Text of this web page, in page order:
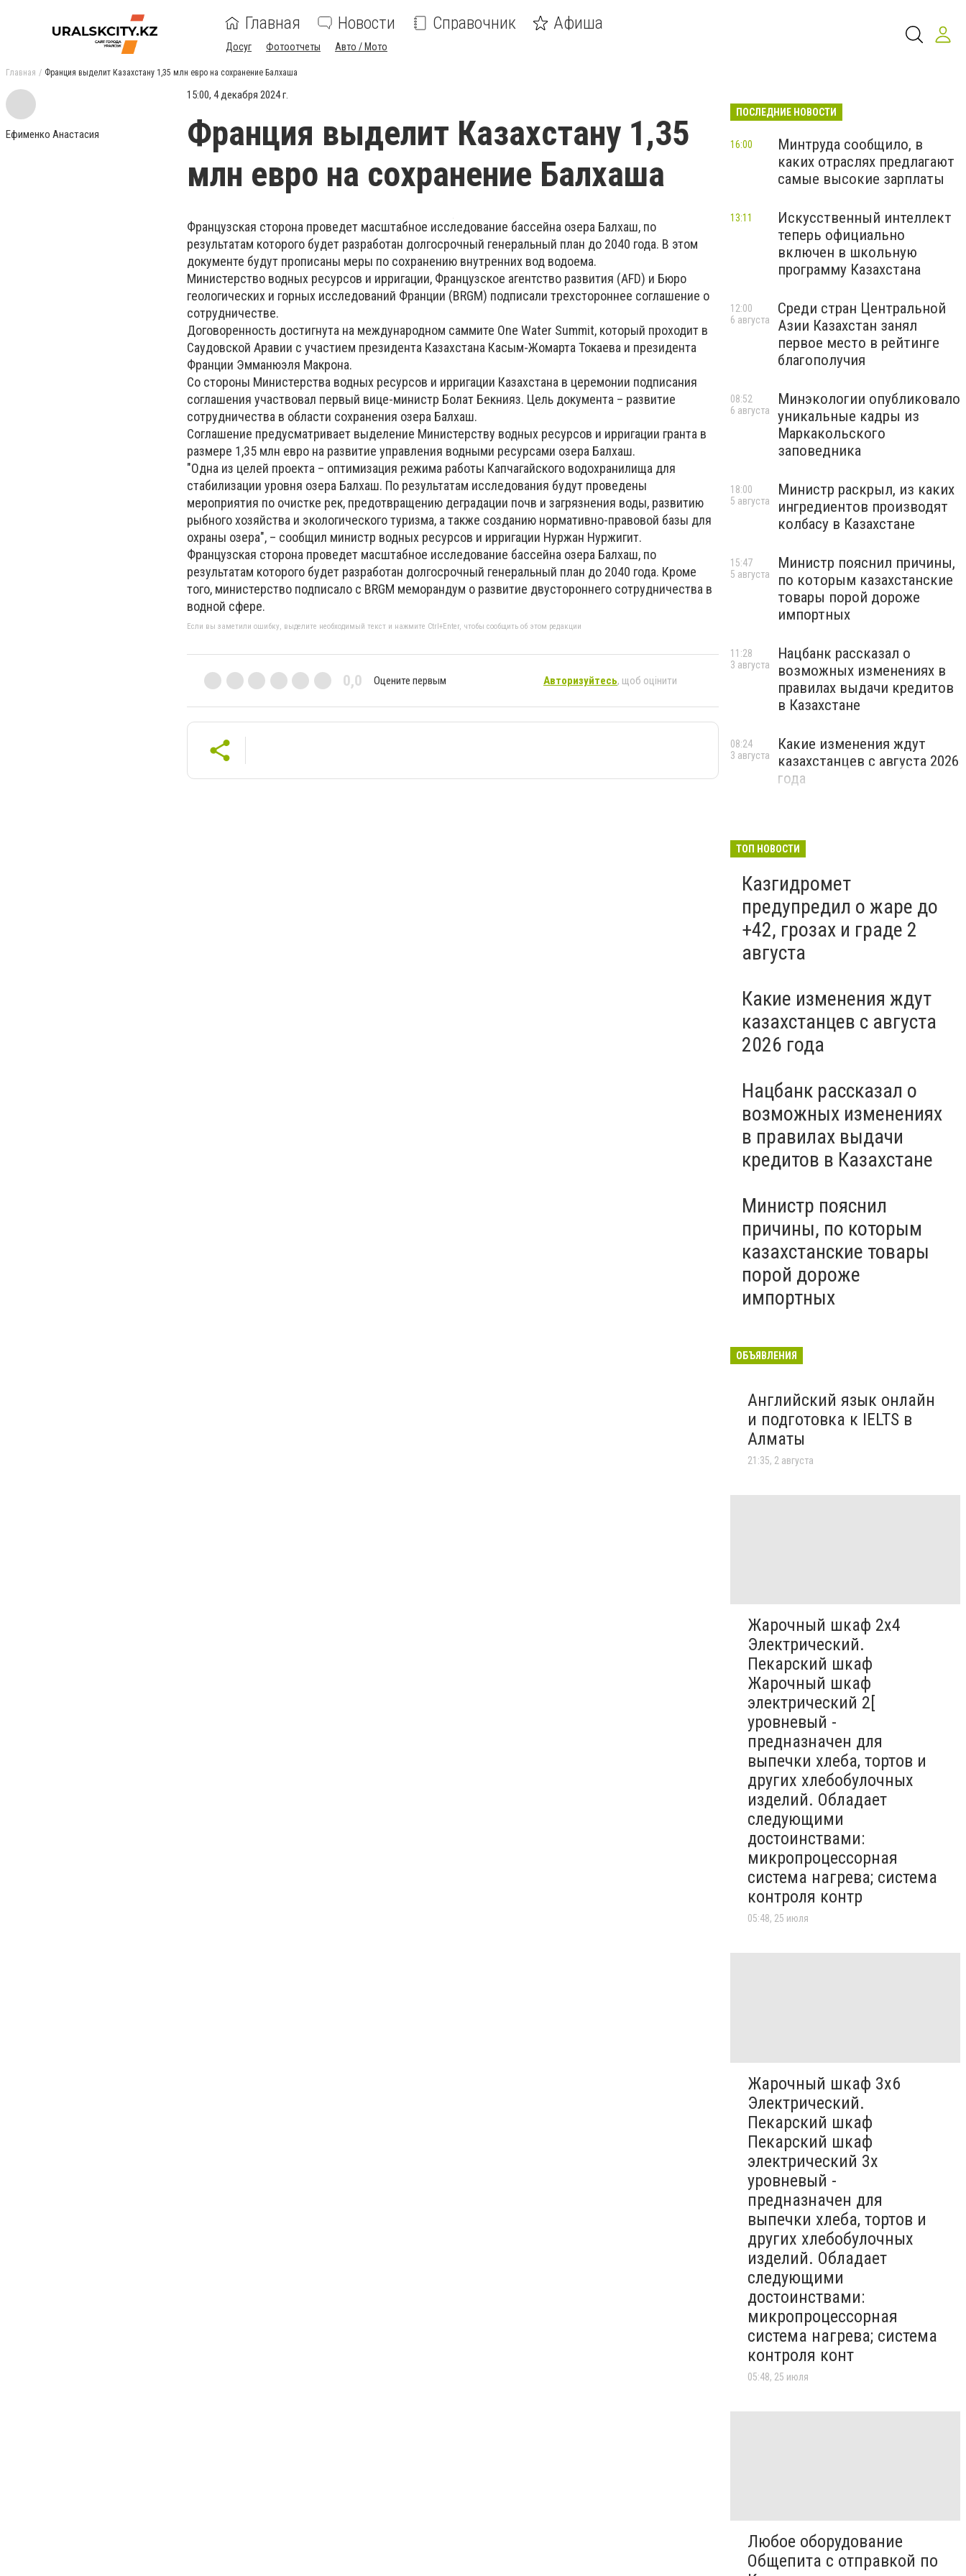
Главная Новости Справочник Афиша
Досуг Фотоотчеты Авто / Мото
Главная Франция выделит Казахстану 1,35 млн евро на сохранение Балхаша
Ефименко Анастасия
15:00, 4 декабря 2024 г.
Франция выделит Казахстану 1,35
млн евро на сохранение Балхаша
Французская сторона проведет масштабное исследование бассейна озера Балхаш, по
результатам которого будет разработан долгосрочный генеральный план до 2040 года. В этом
документе будут прописаны меры по сохранению внутренних вод водоема.
Министерство водных ресурсов и ирригации, Французское агентство развития (AFD) и Бюро
геологических и горных исследований Франции (BRGM) подписали трехстороннее соглашение о
сотрудничестве.
Договоренность достигнута на международном саммите One Water Summit, который проходит в
Саудовской Аравии с участием президента Казахстана Касым-Жомарта Токаева и президента
Франции Эмманюэля Макрона.
Со стороны Министерства водных ресурсов и ирригации Казахстана в церемонии подписания
соглашения участвовал первый вице-министр Болат Бекнияз. Цель документа – развитие
сотрудничества в области сохранения озера Балхаш.
Соглашение предусматривает выделение Министерству водных ресурсов и ирригации гранта в
размере 1,35 млн евро на развитие управления водными ресурсами озера Балхаш.
"Одна из целей проекта – оптимизация режима работы Капчагайского водохранилища для
стабилизации уровня озера Балхаш. По результатам исследования будут проведены
мероприятия по очистке рек, предотвращению деградации почв и загрязнения воды, развитию
рыбного хозяйства и экологического туризма, а также созданию нормативно-правовой базы для
охраны озера", – сообщил министр водных ресурсов и ирригации Нуржан Нуржигит.
Французская сторона проведет масштабное исследование бассейна озера Балхаш, по
результатам которого будет разработан долгосрочный генеральный план до 2040 года. Кроме
того, министерство подписало с BRGM меморандум о развитие двустороннего сотрудничества в
водной сфере.
Если вы заметили ошибку, выделите необходимый текст и нажмите Ctrl+Enter, чтобы сообщить об этом редакции
0,0 Оцените первым Авторизуйтесь, щоб оцінити
ПОСЛЕДНИЕ НОВОСТИ
Минтруда сообщило, в
каких отраслях предлагают
самые высокие зарплаты
16:00
Искусственный интеллект
теперь официально
включен в школьную
программу Казахстана
13:11
Среди стран Центральной
Азии Казахстан занял
первое место в рейтинге
благополучия
12:00
6 августа
Минэкологии опубликовало
уникальные кадры из
Маркакольского
заповедника
08:52
6 августа
Министр раскрыл, из каких
ингредиентов производят
колбасу в Казахстане
18:00
5 августа
Министр пояснил причины,
по которым казахстанские
товары порой дороже
импортных
15:47
5 августа
Нацбанк рассказал о
возможных изменениях в
правилах выдачи кредитов
в Казахстане
11:28
3 августа
Какие изменения ждут
казахстанцев с августа 2026
года
08:24
3 августа
ТОП НОВОСТИ
Казгидромет
предупредил о жаре до
+42, грозах и граде 2
августа
Какие изменения ждут
казахстанцев с августа
2026 года
Нацбанк рассказал о
возможных изменениях
в правилах выдачи
кредитов в Казахстане
Министр пояснил
причины, по которым
казахстанские товары
порой дороже
импортных
ОБЪЯВЛЕНИЯ
Английский язык онлайн
и подготовка к IELTS в
Алматы
21:35, 2 августа
Жарочный шкаф 2х4
Электрический.
Пекарский шкаф
Жарочный шкаф
электрический 2[
уровневый -
предназначен для
выпечки хлеба, тортов и
других хлебобулочных
изделий. Обладает
следующими
достоинствами:
микропроцессорная
система нагрева; система
контроля контр
05:48, 25 июля
Жарочный шкаф 3х6
Электрический.
Пекарский шкаф
Пекарский шкаф
электрический 3х
уровневый -
предназначен для
выпечки хлеба, тортов и
других хлебобулочных
изделий. Обладает
следующими
достоинствами:
микропроцессорная
система нагрева; система
контроля конт
05:48, 25 июля
Любое оборудование
Общепита с отправкой по